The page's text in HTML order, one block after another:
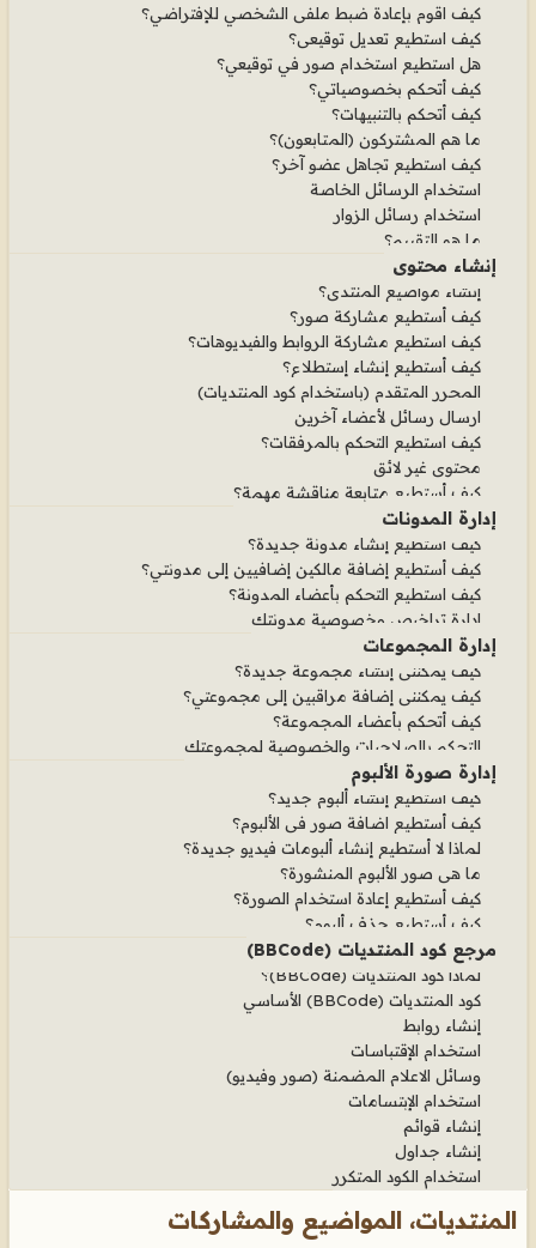
كيف اقوم بإعادة ضبط ملفي الشخصي للإفتراضي؟
كيف استطيع تعديل توقيعي؟
هل استطيع استخدام صور في توقيعي؟
كيف أتحكم بخصوصياتي؟
كيف أتحكم بالتنبيهات؟
ما هم المشتركون (المتابعون)؟
كيف استطيع تجاهل عضو آخر؟
استخدام الرسائل الخاصة
استخدام رسائل الزوار
ما هو التقييم؟
إنشاء محتوى
إنشاء مواضيع المنتدى؟
كيف أستطيع مشاركة صور؟
كيف استطيع مشاركة الروابط والفيديوهات؟
كيف أستطيع إنشاء إستطلاع؟
المحرر المتقدم (باستخدام كود المنتديات)
ارسال رسائل لأعضاء آخرين
كيف استطيع التحكم بالمرفقات؟
محتوى غير لائق
كيف أستطيع متابعة مناقشة مهمة؟
إدارة المدونات
كيف أستطيع إنشاء مدونة جديدة؟
كيف أستطيع إضافة مالكين إضافيين إلى مدونتي؟
كيف استطيع التحكم بأعضاء المدونة؟
إدارة تراخيص وخصوصية مدونتك
إدارة المجموعات
كيف يمكنني إنشاء مجموعة جديدة؟
كيف يمكنني إضافة مراقبين إلى مجموعتي؟
كيف أتحكم بأعضاء المجموعة؟
التحكم بالصلاحيات والخصوصية لمجموعتك
إدارة صورة الألبوم
كيف أستطيع إنشاء ألبوم جديد؟
كيف أستطيع اضافة صور في الألبوم؟
لماذا لا أستطيع إنشاء ألبومات فيديو جديدة؟
ما هي صور الألبوم المنشورة؟
كيف أستطيع إعادة استخدام الصورة؟
كيف أستطيع حذف ألبوم؟
مرجع كود المنتديات (BBCode)
لماذا كود المنتديات (BBCode)؟
كود المنتديات (BBCode) الأساسي
إنشاء روابط
استخدام الإقتباسات
وسائل الاعلام المضمنة (صور وفيديو)
استخدام الإبتسامات
إنشاء قوائم
إنشاء جداول
استخدام الكود المتكرر
المنتديات، المواضيع والمشاركات